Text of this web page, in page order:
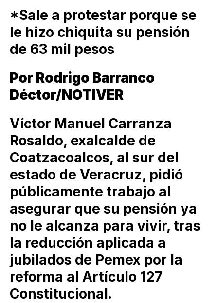
*Sale a protestar porque se
le hizo chiquita su pensión
de 63 mil pesos
Por Rodrigo Barranco
Déctor/NOTIVER
Víctor Manuel Carranza
Rosaldo, exalcalde de
Coatzacoalcos, al sur del
estado de Veracruz, pidió
públicamente trabajo al
asegurar que su pensión ya
no le alcanza para vivir, tras
la reducción aplicada a
jubilados de Pemex por la
reforma al Artículo 127
Constitucional.